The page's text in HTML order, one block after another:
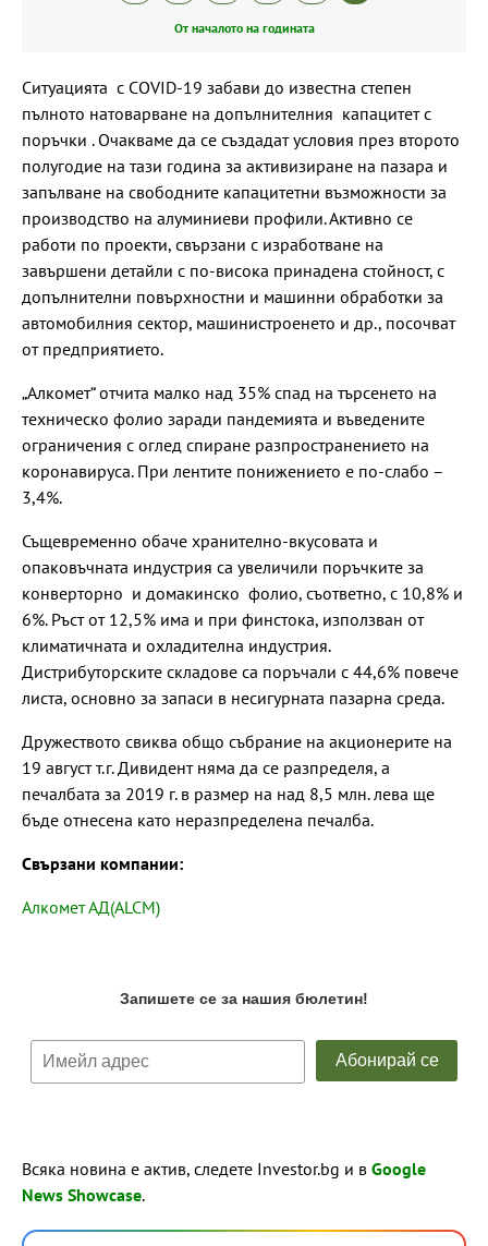
От началото на годината
Ситуацията с COVID-19 забави до известна степен
пълното натоварване на допълнителния капацитет с
поръчки . Очакваме да се създадат условия през второто
полугодие на тази година за активизиране на пазара и
запълване на свободните капацитетни възможности за
производство на алуминиеви профили. Активно се
работи по проекти, свързани с изработване на
завършени детайли с по-висока принадена стойност, с
допълнителни повърхностни и машинни обработки за
автомобилния сектор, машинистроенето и др., посочват
от предприятието.
„Алкомет“ отчита малко над 35% спад на търсенето на
техническо фолио заради пандемията и въведените
ограничения с оглед спиране разпространението на
коронавируса. При лентите понижението е по-слабо –
3,4%.
Същевременно обаче хранително-вкусовата и
опаковъчната индустрия са увеличили поръчките за
конверторно и домакинско фолио, съответно, с 10,8% и
6%. Ръст от 12,5% има и при финстока, използван от
климатичната и охладителна индустрия.
Дистрибуторските складове са поръчали с 44,6% повече
листа, основно за запаси в несигурната пазарна среда.
Дружеството свиква общо събрание на акционерите на
19 август т.г. Дивидент няма да се разпределя, а
печалбата за 2019 г. в размер на над 8,5 млн. лева ще
бъде отнесена като неразпределена печалба.
Свързани компании:
Алкомет АД(ALCM)
Всяка новина е актив, следете Investor.bg и в Google
News Showcase.